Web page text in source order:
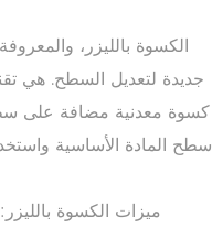
الكسوة بالليزر،
جديدة لتعديل السطح. هي
كسوة معدنية مضافة على
سطح المادة الأساسية
ميزات الكسوة